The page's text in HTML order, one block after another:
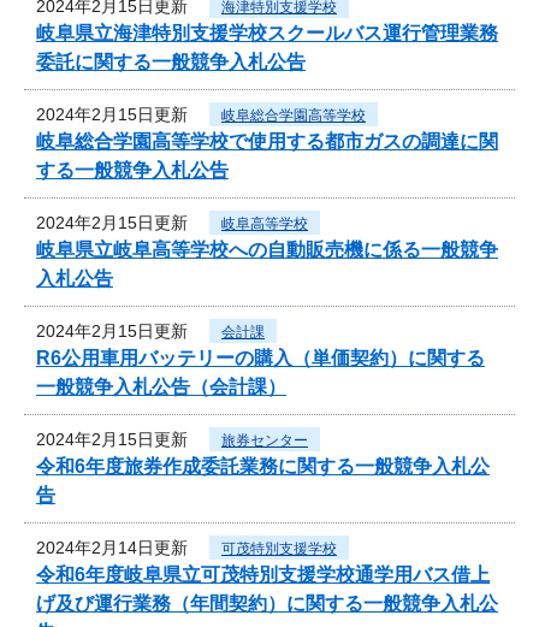
2024年2月15日更新 海津特別支援学校
岐阜県立海津特別支援学校スクールバス運行管理業務
委託に関する一般競争入札公告
2024年2月15日更新 岐阜総合学園高等学校
岐阜総合学園高等学校で使用する都市ガスの調達に関
する一般競争入札公告
2024年2月15日更新 岐阜高等学校
岐阜県立岐阜高等学校への自動販売機に係る一般競争
入札公告
2024年2月15日更新 会計課
R6公用車用バッテリーの購入（単価契約）に関する
一般競争入札公告（会計課）
2024年2月15日更新 旅券センター
令和6年度旅券作成委託業務に関する一般競争入札公
告
2024年2月14日更新 可茂特別支援学校
令和6年度岐阜県立可茂特別支援学校通学用バス借上
げ及び運行業務（年間契約）に関する一般競争入札公